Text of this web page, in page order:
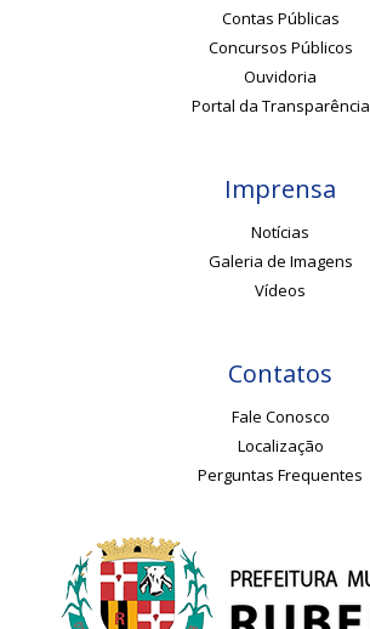
Contas Públicas
Concursos Públicos
Ouvidoria
Portal da Transparência
Imprensa
Notícias
Galeria de Imagens
Vídeos
Contatos
Fale Conosco
Localização
Perguntas Frequentes